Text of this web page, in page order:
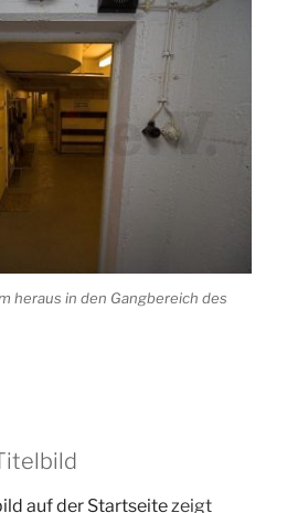
heraus in den Gangbereich des
auf der Startseite zeigt